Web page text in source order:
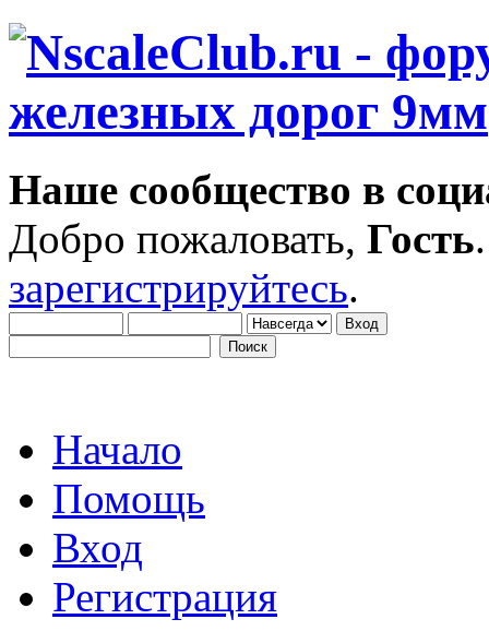
Наше сообщество в
Добро пожаловать, Гость
зарегистрируйтесь.
Начало
Помощь
Вход
Регистрация